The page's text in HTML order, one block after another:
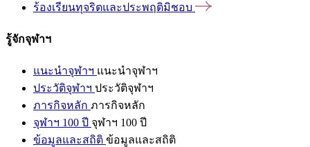
ร้องเรียนทุจริตและประพฤติมิชอบ
รู้จักจุฬาฯ
แนะนำจุฬาฯ แนะนำจุฬาฯ
ประวัติจุฬาฯ ประวัติจุฬาฯ
ภารกิจหลัก ภารกิจหลัก
จุฬาฯ 100 ปี จุฬาฯ 100 ปี
ข้อมูลและสถิติ ข้อมูลและสถิติ